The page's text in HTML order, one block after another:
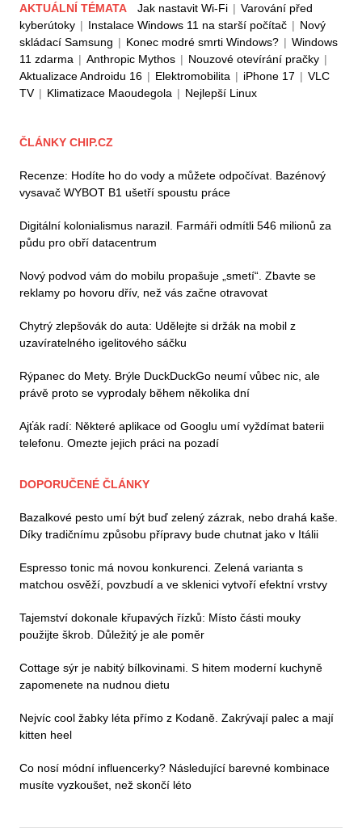
AKTUÁLNÍ TÉMATA Jak nastavit Wi-Fi | Varování před
kyberútoky | Instalace Windows 11 na starší počítač | Nový
skládací Samsung | Konec modré smrti Windows? | Windows
11 zdarma | Anthropic Mythos | Nouzové otevírání pračky |
Aktualizace Androidu 16 | Elektromobilita | iPhone 17 | VLC
TV | Klimatizace Maoudegola | Nejlepší Linux
ČLÁNKY CHIP.CZ
Recenze: Hodíte ho do vody a můžete odpočívat. Bazénový
vysavač WYBOT B1 ušetří spoustu práce
Digitální kolonialismus narazil. Farmáři odmítli 546 milionů za
půdu pro obří datacentrum
Nový podvod vám do mobilu propašuje „smetí“. Zbavte se
reklamy po hovoru dřív, než vás začne otravovat
Chytrý zlepšovák do auta: Udělejte si držák na mobil z
uzavíratelného igelitového sáčku
Rýpanec do Mety. Brýle DuckDuckGo neumí vůbec nic, ale
právě proto se vyprodaly během několika dní
Ajťák radí: Některé aplikace od Googlu umí vyždímat baterii
telefonu. Omezte jejich práci na pozadí
DOPORUČENÉ ČLÁNKY
Bazalkové pesto umí být buď zelený zázrak, nebo drahá kaše.
Díky tradičnímu způsobu přípravy bude chutnat jako v Itálii
Espresso tonic má novou konkurenci. Zelená varianta s
matchou osvěží, povzbudí a ve sklenici vytvoří efektní vrstvy
Tajemství dokonale křupavých řízků: Místo části mouky
použijte škrob. Důležitý je ale poměr
Cottage sýr je nabitý bílkovinami. S hitem moderní kuchyně
zapomenete na nudnou dietu
Nejvíc cool žabky léta přímo z Kodaně. Zakrývají palec a mají
kitten heel
Co nosí módní influencerky? Následující barevné kombinace
musíte vyzkoušet, než skončí léto